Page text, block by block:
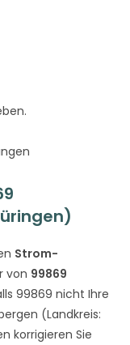
Strom-
von 99869
99869 nicht Ihre
(Landkreis:
korrigieren Sie